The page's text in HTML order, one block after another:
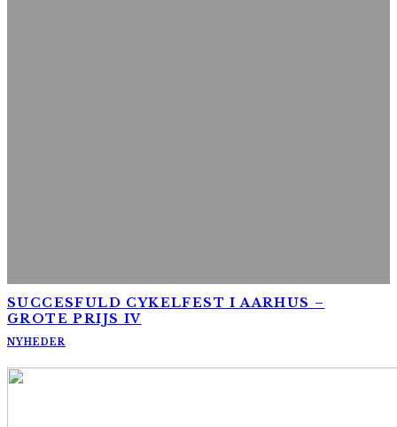
SUCCESFULD CYKELFEST I AARHUS –
GROTE PRIJS IV
NYHEDER